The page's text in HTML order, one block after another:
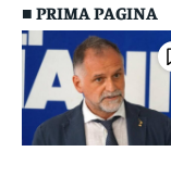
■ PRIMA PAGINA